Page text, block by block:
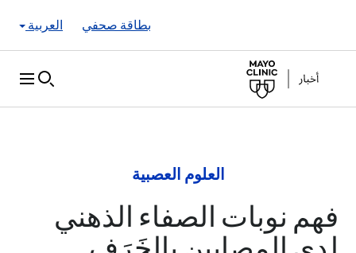
العربية
بطاقة صحفي
العلوم العصبية
فهم نوبات الصفاء الذهني